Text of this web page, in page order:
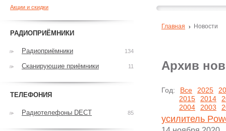
Архив
Год: Все 2025
2015
2014
2004
2003
усилитель
Главная Новости
Акции и скидки
РАДИОПРИЁМНИКИ
Радиоприёмники 134
Сканирующие приёмники 11
ТЕЛЕФОНИЯ
Радиотелефоны DECT 85